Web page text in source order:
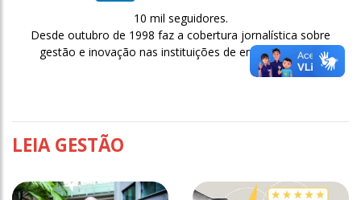
10 mil seguidores.
Desde outubro de 1998 faz a cobertura jornalística sobre
gestão e inovação nas instituições de ensino superior.
LEIA GESTÃO